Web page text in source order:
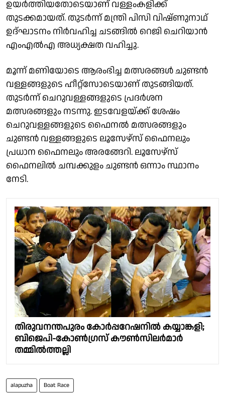
ഉയർത്തിയതോടെയാണ് വള്ളംകളിക്ക്
തുടക്കമായത്. തുടർന്ന് മന്ത്രി പിസി വിഷ്ണുനാഥ്
ഉദ്ഘാടനം നിർവഹിച്ച ചടങ്ങിൽ റെജി ചെറിയാൻ
എംഎൽഎ അധ്യക്ഷത വഹിച്ചു.
മൂന്ന് മണിയോടെ ആരംഭിച്ച മത്സരങ്ങൾ ചുണ്ടൻ
വള്ളങ്ങളുടെ ഹീറ്റ്സോടെയാണ് തുടങ്ങിയത്.
തുടർന്ന് ചെറുവള്ളങ്ങളുടെ പ്രദർശന
മത്സരങ്ങളും നടന്നു. ഇടവേളയ്ക്ക് ശേഷം
ചെറുവള്ളങ്ങളുടെ ഫൈനൽ മത്സരങ്ങളും
ചുണ്ടൻ വള്ളങ്ങളുടെ ലൂസേഴ്സ് ഫൈനലും
പ്രധാന ഫൈനലും അരങ്ങേറി. ലൂസേഴ്സ്
ഫൈനലിൽ ചമ്പക്കുളം ചുണ്ടൻ ഒന്നാം സ്ഥാനം
നേടി.
തിരുവനന്തപുരം കോർപ്പറേഷനിൽ കയ്യാങ്കളി;
ബിജെപി-കോൺഗ്രസ് കൗൺസിലർമാർ
തമ്മിൽത്തല്ലി
alapuzha Boat Race